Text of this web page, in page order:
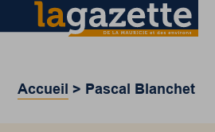
Accueil > Pascal Blanchet